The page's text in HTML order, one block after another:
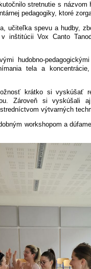
stretnutie s
pedagogiky, ktoré
učiteľka spevu a hudby,
inštitúcii Vox Canto
hudobno-
tela a
krátko si vyskúšať
Zároveň si vyskúšali
výtvarných
workshopom a